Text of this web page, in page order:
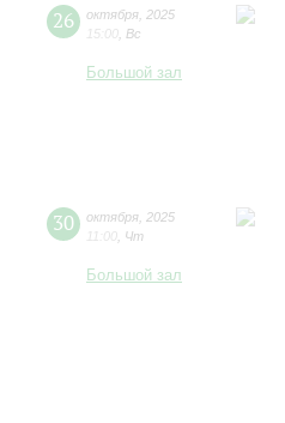
26 октября 2025
15:00 Вс
Большой зал
30 октября 2025
11:00 Чт
Большой зал